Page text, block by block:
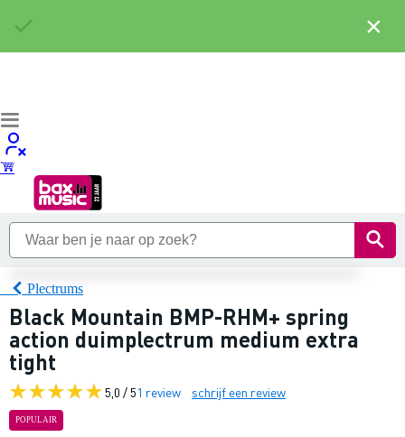
Plectrums
Black Mountain BMP-RHM+ spring
action duimplectrum medium extra
tight
5,0 / 51 review schrijf een review
POPULAIR
×